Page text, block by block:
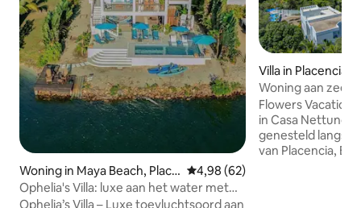
Woning in Maya Beach, Place
ncia
Gemiddelde beoordeling van
4,98 (62)
Ophelia's Villa: luxe aan het water met
privézwembad
Ophelia’s Villa – Luxe toevluchtsoord aan
Villa in Placencia
Woning aan zee:
directe toegang
Flowers Vacation
in Casa Nettuno,
genesteld langs
van Placencia, Belize. Deze